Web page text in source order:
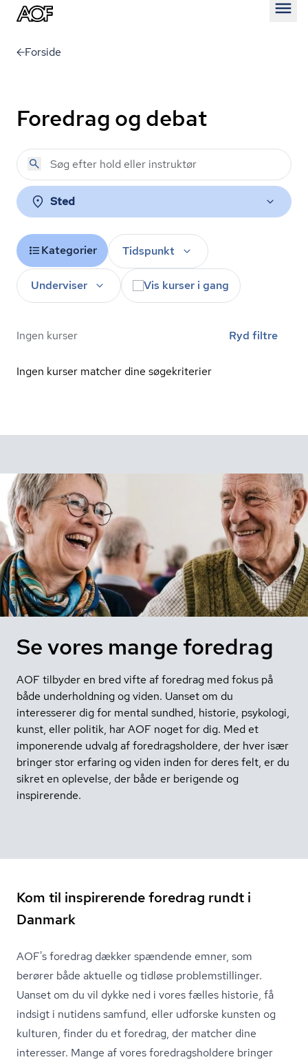
Forside
Foredrag og debat
Sted
Kategorier Tidspunkt
Underviser Vis kurser i gang
Ingen kurser Ryd filtre
Ingen kurser matcher dine søgekriterier
Se vores mange foredrag
AOF tilbyder en bred vifte af foredrag med fokus på
både underholdning og viden. Uanset om du
interesserer dig for mental sundhed, historie, psykologi,
kunst, eller politik, har AOF noget for dig. Med et
imponerende udvalg af foredragsholdere, der hver især
bringer stor erfaring og viden inden for deres felt, er du
sikret en oplevelse, der både er berigende og
inspirerende.
Kom til inspirerende foredrag rundt i
Danmark
AOF's foredrag dækker spændende emner, som
berører både aktuelle og tidløse pro­blem­stil­lin­ger.
Uanset om du vil dykke ned i vores fælles historie, få
indsigt i nutidens samfund, eller udforske kunsten og
kulturen, finder du et foredrag, der matcher dine
interesser. Mange af vores fored­rags­hol­de­re bringer